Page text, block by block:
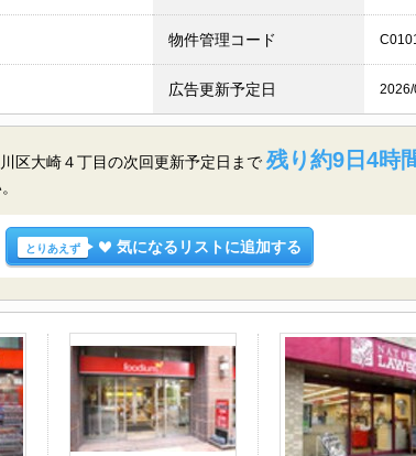
物件管理コード
広告更新予定日 2026/
区大崎４丁目の次回更新予定日まで 残り約9日4時
とりあえず 気になるリストに追加する